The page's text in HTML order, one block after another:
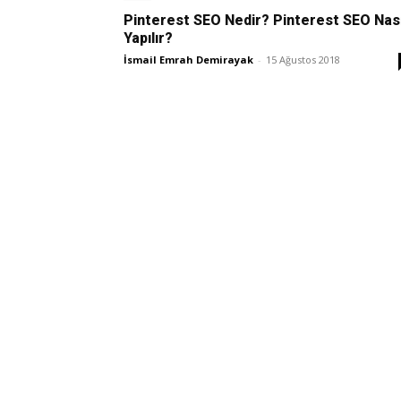
Pinterest SEO Nedir? Pinterest SEO
Yapılır?
İsmail Emrah Demirayak - 15 Ağustos 2018